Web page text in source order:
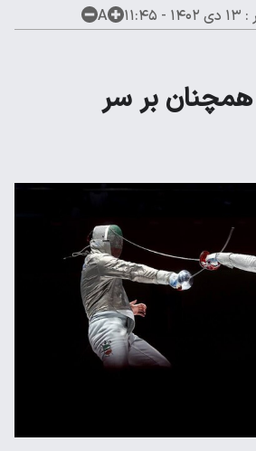
: ۱۳ دی ۱۴۰۲ - ۱۱:۴۵ A
بر سر